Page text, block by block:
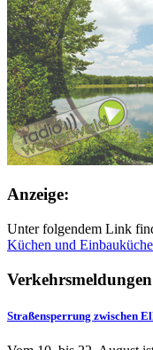
Anzeige:
Unter folgendem Link
Küchen und
Straßensperrung zwischen